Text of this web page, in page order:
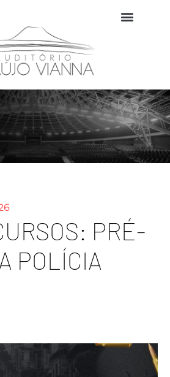
PRÉ-
POLÍCIA